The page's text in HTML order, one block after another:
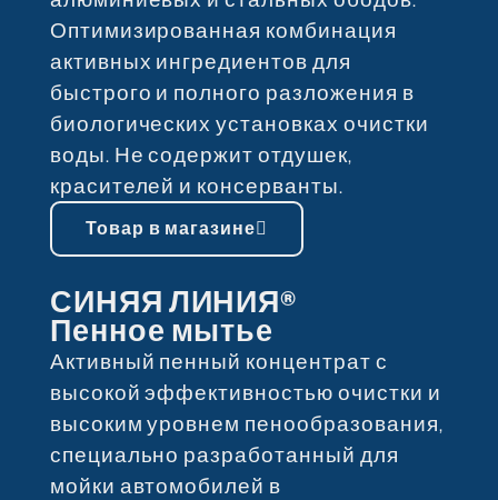
Оптимизированная комбинация
активных ингредиентов для
быстрого и полного разложения в
биологических установках очистки
воды. Не содержит отдушек,
красителей и консерванты.
Товар в магазине
СИНЯЯ ЛИНИЯ®
Пенное мытье
Активный пенный концентрат с
высокой эффективностью очистки и
высоким уровнем пенообразования,
специально разработанный для
мойки автомобилей в